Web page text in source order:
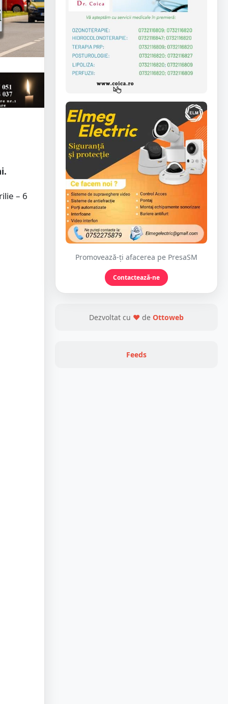
– 6
Promovează-ți afacerea pe PresaSM
Contactează-ne
Dezvoltat cu ❤ de Ottoweb
Feeds